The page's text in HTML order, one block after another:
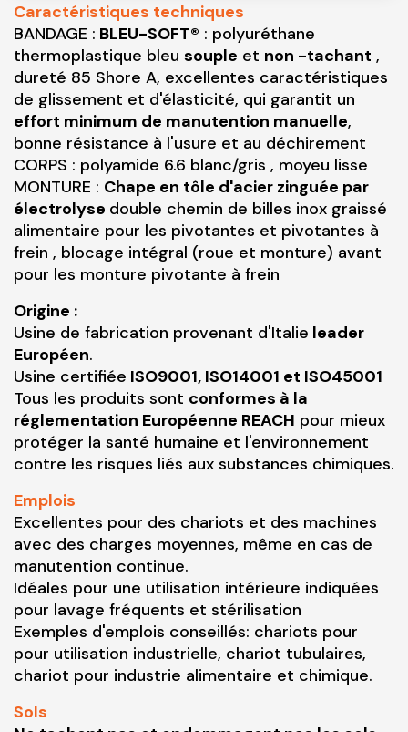
Caractéristiques techniques
BANDAGE : BLEU-SOFT® : polyuréthane
thermoplastique bleu souple et non -tachant ,
dureté 85 Shore A, excellentes caractéristiques
de glissement et d'élasticité, qui garantit un
effort minimum de manutention manuelle,
bonne résistance à l'usure et au déchirement
CORPS : polyamide 6.6 blanc/gris , moyeu lisse
MONTURE : Chape en tôle d'acier zinguée par
électrolyse double chemin de billes inox graissé
alimentaire pour les pivotantes et pivotantes à
frein , blocage intégral (roue et monture) avant
pour les monture pivotante à frein
Origine :
Usine de fabrication provenant d'Italie leader
Européen.
Usine certifiée ISO9001, ISO14001 et ISO45001
Tous les produits sont conformes à la
réglementation Européenne REACH pour mieux
protéger la santé humaine et l'environnement
contre les risques liés aux substances chimiques.
Emplois
Excellentes pour des chariots et des machines
avec des charges moyennes, même en cas de
manutention continue.
Idéales pour une utilisation intérieure indiquées
pour lavage fréquents et stérilisation
Exemples d'emplois conseillés: chariots pour
pour utilisation industrielle, chariot tubulaires,
chariot pour industrie alimentaire et chimique.
Sols